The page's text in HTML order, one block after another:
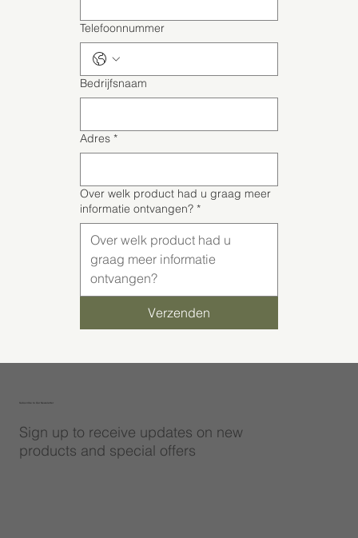
Telefoonnummer
Bedrijfsnaam
Adres *
Over welk product had u graag meer
informatie ontvangen? *
Verzenden
Sign up to receive updates on new
products and special offers
Subscribe to Our Newsletter